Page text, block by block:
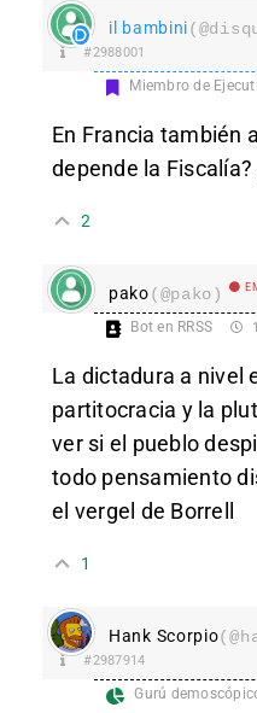
il bambini
#2988001
Miembro de
En Francia también
depende la
2
pako(@pako)
Bot en RRSS
La dictadura a nivel
partitocracia y la
ver si el pueblo
todo pensamiento
el vergel de Borrell
1
Hank Scorpio
#2987914
Gurú